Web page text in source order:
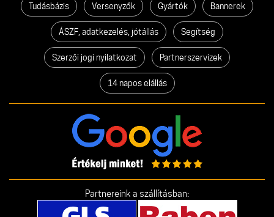
Tudásbázis Versenyzők Gyártók Bannerek
ÁSZF, adatkezelés, jótállás Segítség
Szerzői jogi nyilatkozat Partnerszervizek
14 napos elállás
Partnereink a szállításban: